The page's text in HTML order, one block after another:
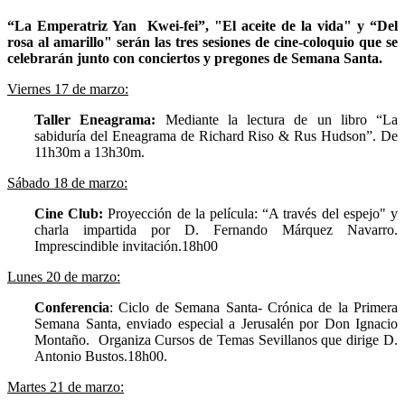
“La Emperatriz Yan Kwei-fei”, "El aceite de la vida" y “Del
rosa al amarillo" serán las tres sesiones de cine-coloquio que se
celebrarán junto con conciertos y pregones de Semana Santa.
Viernes 17 de marzo:
Taller Eneagrama: Mediante la lectura de un libro “La
sabiduría del Eneagrama de Richard Riso & Rus Hudson”. De
11h30m a 13h30m.
Sábado 18 de marzo:
Cine Club: Proyección de la película: “A través del espejo" y
charla impartida por D. Fernando Márquez Navarro.
Imprescindible invitación.18h00
Lunes 20 de marzo:
Conferencia: Ciclo de Semana Santa- Crónica de la Primera
Semana Santa, enviado especial a Jerusalén por Don Ignacio
Montaño. Organiza Cursos de Temas Sevillanos que dirige D.
Antonio Bustos.18h00.
Martes 21 de marzo: